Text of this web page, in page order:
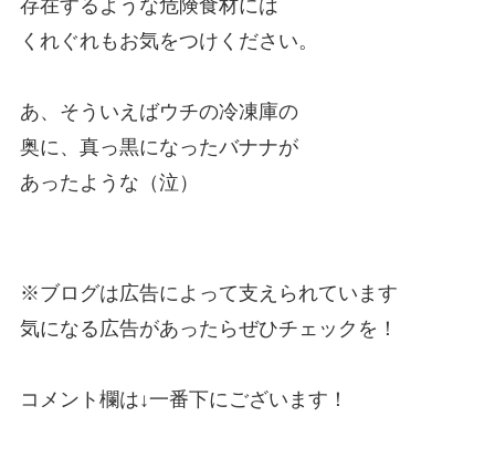
存在するような危険食材には
くれぐれもお気をつけください。
あ、そういえばウチの冷凍庫の
奥に、真っ黒になったバナナが
あったような（泣）
※ブログは広告によって支えられています
気になる広告があったらぜひチェックを！
コメント欄は↓一番下にございます！